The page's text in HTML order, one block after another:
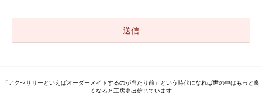
「アクセサリーといえばオーダーメイドするのが当たり前」という時代になれば世の中はもっと良
くなると工房史は信じています